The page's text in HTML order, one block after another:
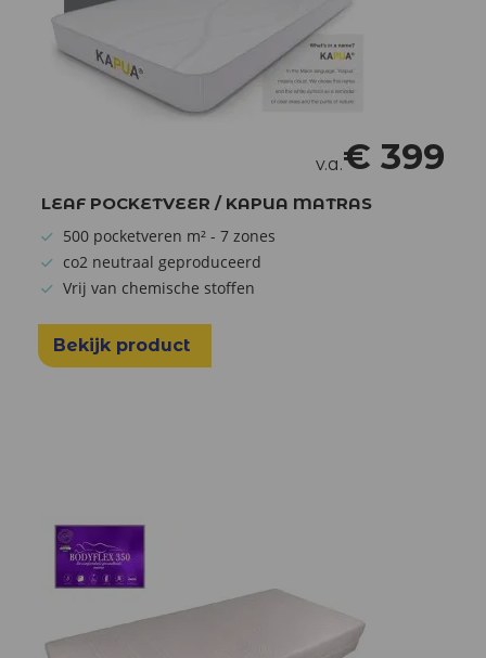
v.a.€ 399
LEAF POCKETVEER / KAPUA MATRAS
500 pocketveren m² - 7 zones
co2 neutraal geproduceerd
Vrij van chemische stoffen
Bekijk product